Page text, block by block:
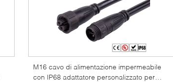
M16 cavo di alimentazione impermeabile
con IP68 adattatore personalizzato per